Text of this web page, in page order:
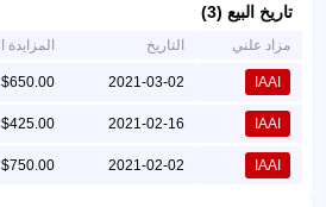
تاريخ البيع (3)
مزاد علني التاريخ المزايدة
IAAI
2021-03-02
IAAI
2021-02-16
IAAI
2021-02-02